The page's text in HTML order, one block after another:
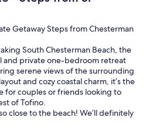
Getaway Steps from Chesterman
South Chesterman Beach, the
and private one-bedroom retreat
serene views of the surrounding
and cozy coastal charm, it’s the
for couples or friends looking to
of Tofino.
close to the beach! We’ll definitely